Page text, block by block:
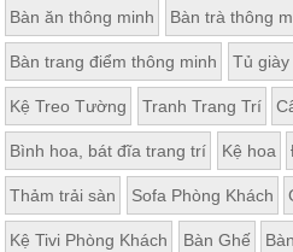
Bàn ăn thông minh Bàn trà thông
Bàn trang điểm thông minh Tủ
Kệ Treo Tường Tranh Trang Trí
Bình hoa, bát đĩa trang trí Kệ hoa
Thảm trải sàn Sofa Phòng Khách
Kệ Tivi Phòng Khách Bàn Ghế